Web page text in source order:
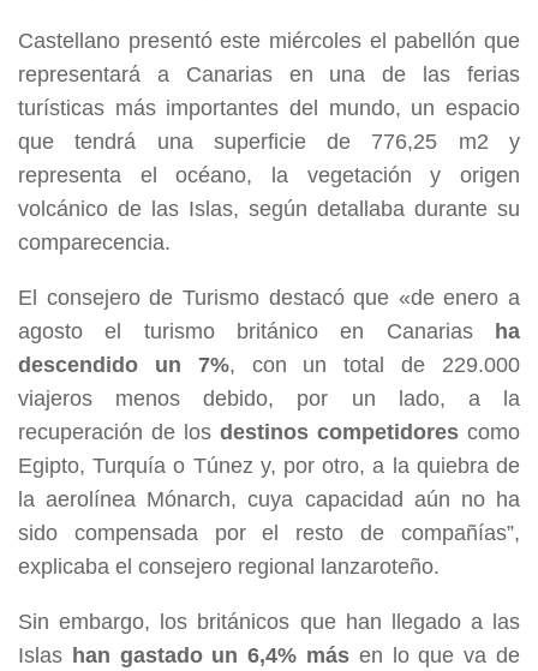
Castellano presentó este miércoles el pabellón que
representará a Canarias en una de las ferias
turísticas más importantes del mundo, un espacio
que tendrá una superficie de 776,25 m2 y
representa el océano, la vegetación y origen
volcánico de las Islas, según detallaba durante su
comparecencia.
El consejero de Turismo destacó que «de enero a
agosto el turismo británico en Canariasha
descendido un 7%, con un total de 229.000
viajeros menos debido, por un lado, a la
recuperación de los destinos competidores como
Egipto, Turquía o Túnez y, por otro, a la quiebra de
la aerolínea Mónarch, cuya capacidad aún no ha
sido compensada por el resto de compañías”,
explicaba el consejero regional lanzaroteño.
Sin embargo, los británicos que han llegado a las
Islas han gastado un 6,4% más en lo que va de